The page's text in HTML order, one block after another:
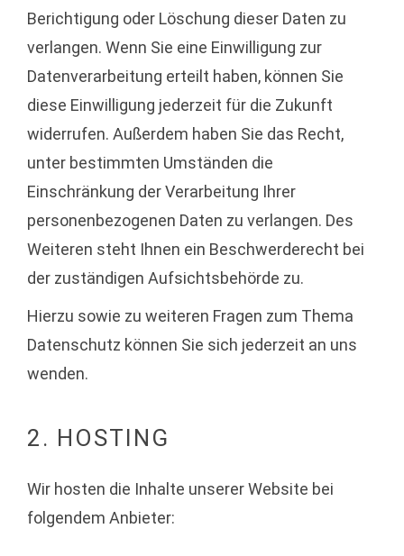
Berichtigung oder Löschung dieser Daten zu
verlangen. Wenn Sie eine Einwilligung zur
Datenverarbeitung erteilt haben, können Sie
diese Einwilligung jederzeit für die Zukunft
widerrufen. Außerdem haben Sie das Recht,
unter bestimmten Umständen die
Einschränkung der Verarbeitung Ihrer
personenbezogenen Daten zu verlangen. Des
Weiteren steht Ihnen ein Beschwerderecht bei
der zuständigen Aufsichtsbehörde zu.
Hierzu sowie zu weiteren Fragen zum Thema
Datenschutz können Sie sich jederzeit an uns
wenden.
2. HOSTING
Wir hosten die Inhalte unserer Website bei
folgendem Anbieter: